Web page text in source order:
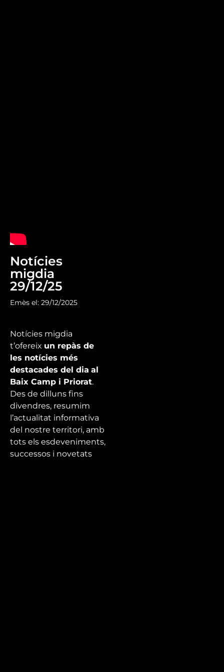
Notícies
migdia
29/12/25
Emès el: 29/12/2025
Notícies migdia
t’ofereix un repàs de
les notícies més
destacades del dia al
Baix Camp i Priorat.
Des de dilluns fins
divendres, resumim
l’actualitat informativa
del nostre territori, amb
tots els esdeveniments,
successos i novetats